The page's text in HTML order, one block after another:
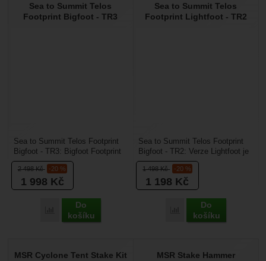
Sea to Summit Telos
Footprint Bigfoot - TR3
2 498Kč -20 %
1 998 Kč
Porovnat
Do
košíku
Sea to Summit Telos Footprint
Bigfoot - TR3: Bigfoot Footprint
není jen obyčejná podlážka pod
stan. Na...
Sea to Summit Telos
Footprint Lightfoot - TR2
1 498Kč -20 %
1 198 Kč
Porovnat
Do
košíku
Sea to Summit Telos Footprint
Bigfoot - TR2: Verze Lightfoot je
odlehčenou a minimalistickou
ochranou...
MSR Cyclone Tent Stake Kit MSR Stake Hammer